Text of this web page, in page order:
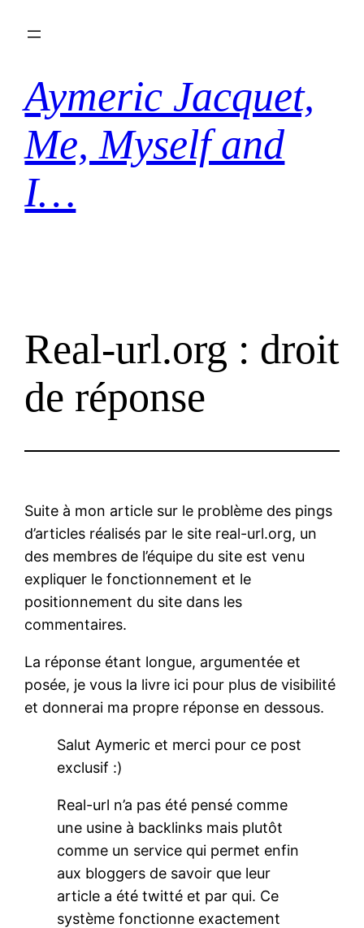
Aymeric Jacquet,
Me, Myself and
I…
Real-url.org : droit
de réponse
Suite à mon article sur le problème des pings
d’articles réalisés par le site real-url.org, un
des membres de l’équipe du site est venu
expliquer le fonctionnement et le
positionnement du site dans les
commentaires.
La réponse étant longue, argumentée et
posée, je vous la livre ici pour plus de visibilité
et donnerai ma propre réponse en dessous.
Salut Aymeric et merci pour ce post
exclusif :)
Real-url n’a pas été pensé comme
une usine à backlinks mais plutôt
comme un service qui permet enfin
aux bloggers de savoir que leur
article a été twitté et par qui. Ce
système fonctionne exactement